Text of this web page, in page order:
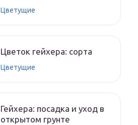
Цветущие
Цветок гейхера: сорта
Цветущие
Гейхера: посадка и уход в
открытом грунте